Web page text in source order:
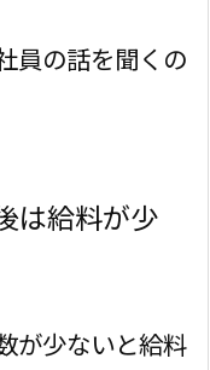
員の話を聞くの
は給料が少
が少ないと給料